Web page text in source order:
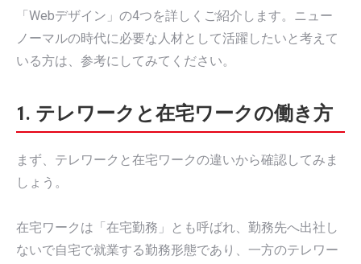
「Webデザイン」の4つを詳しくご紹介します。ニュー
ノーマルの時代に必要な人材として活躍したいと考えて
いる方は、参考にしてみてください。
1. テレワークと在宅ワークの働き方
まず、テレワークと在宅ワークの違いから確認してみま
しょう。
在宅ワークは「在宅勤務」とも呼ばれ、勤務先へ出社し
ないで自宅で就業する勤務形態であり、一方のテレワー